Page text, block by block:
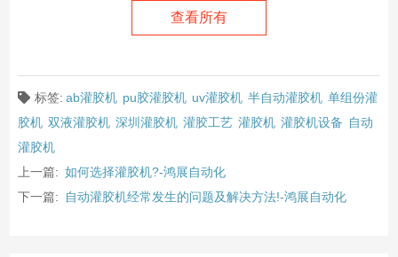
查看所有
标签: ab灌胶机 pu胶灌胶机 uv灌胶机 半自动灌胶机 单组份灌
胶机 双液灌胶机 深圳灌胶机 灌胶工艺 灌胶机 灌胶机设备 自动
灌胶机
上一篇: 如何选择灌胶机?-鸿展自动化
下一篇:
自动灌胶机经常发生的问题及解决方法!-鸿展自动化